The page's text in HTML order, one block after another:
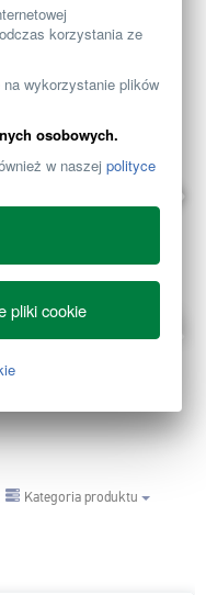
awarii silnika, na
Kategoria produktu
korzystania ze
wykorzystanie plików
osobowych.
w naszejpolityce
pliki cookie